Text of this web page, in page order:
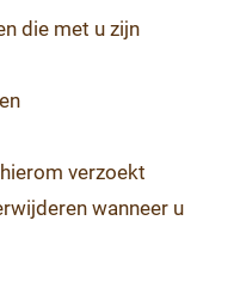
die met u zijn
verzoekt
wanneer u